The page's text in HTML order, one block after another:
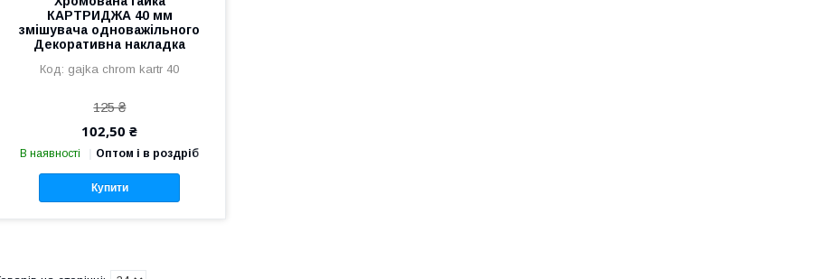
КАРТРИДЖА 40 мм
змішувача одноважільного
Декоративна накладка
gajka chrom kartr 40
125 ₴
102,50 ₴
В наявності Оптом і в роздріб
Купити